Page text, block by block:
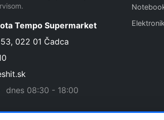
Tempo Supermarket
022 01 Čadca
dnes 08:30 - 18:00